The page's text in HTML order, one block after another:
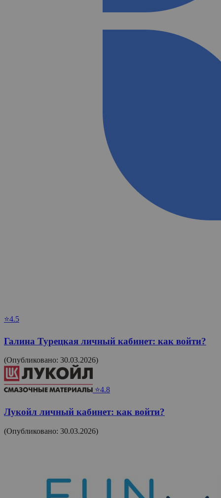
⭐4.5
Галина Турецкая личный кабинет: как войти?
(Опубликовано: 30.03.2026)
⭐4.8
Лукойл личный кабинет: как войти?
(Опубликовано: 30.03.2026)